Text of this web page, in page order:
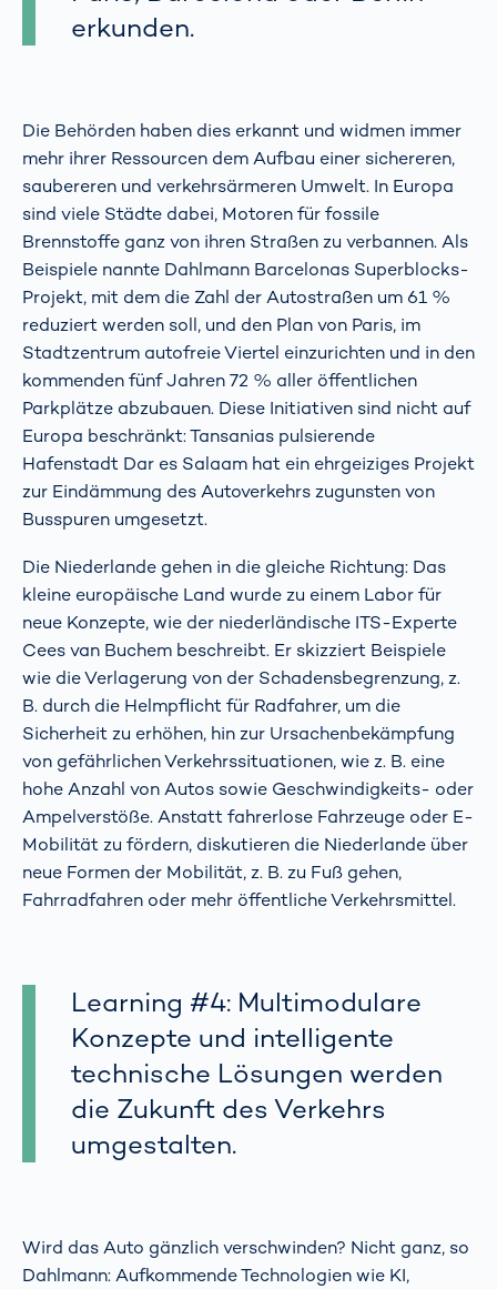
erkunden.
Die Behörden haben dies erkannt und widmen immer
mehr ihrer Ressourcen dem Aufbau einer sichereren,
saubereren und verkehrsärmeren Umwelt. In Europa
sind viele Städte dabei, Motoren für fossile
Brennstoffe ganz von ihren Straßen zu verbannen. Als
Beispiele nannte Dahlmann Barcelonas Superblocks-
Projekt, mit dem die Zahl der Autostraßen um 61 %
reduziert werden soll, und den Plan von Paris, im
Stadtzentrum autofreie Viertel einzurichten und in den
kommenden fünf Jahren 72 % aller öffentlichen
Parkplätze abzubauen. Diese Initiativen sind nicht auf
Europa beschränkt: Tansanias pulsierende
Hafenstadt Dar es Salaam hat ein ehrgeiziges Projekt
zur Eindämmung des Autoverkehrs zugunsten von
Busspuren umgesetzt.
Die Niederlande gehen in die gleiche Richtung: Das
kleine europäische Land wurde zu einem Labor für
neue Konzepte, wie der niederländische ITS-Experte
Cees van Buchem beschreibt. Er skizziert Beispiele
wie die Verlagerung von der Schadensbegrenzung, z.
B. durch die Helmpflicht für Radfahrer, um die
Sicherheit zu erhöhen, hin zur Ursachenbekämpfung
von gefährlichen Verkehrssituationen, wie z. B. eine
hohe Anzahl von Autos sowie Geschwindigkeits- oder
Ampelverstöße. Anstatt fahrerlose Fahrzeuge oder E-
Mobilität zu fördern, diskutieren die Niederlande über
neue Formen der Mobilität, z. B. zu Fuß gehen,
Fahrradfahren oder mehr öffentliche Verkehrsmittel.
Learning #4: Multimodulare
Konzepte und intelligente
technische Lösungen werden
die Zukunft des Verkehrs
umgestalten.
Wird das Auto gänzlich verschwinden? Nicht ganz, so
Dahlmann: Aufkommende Technologien wie KI,